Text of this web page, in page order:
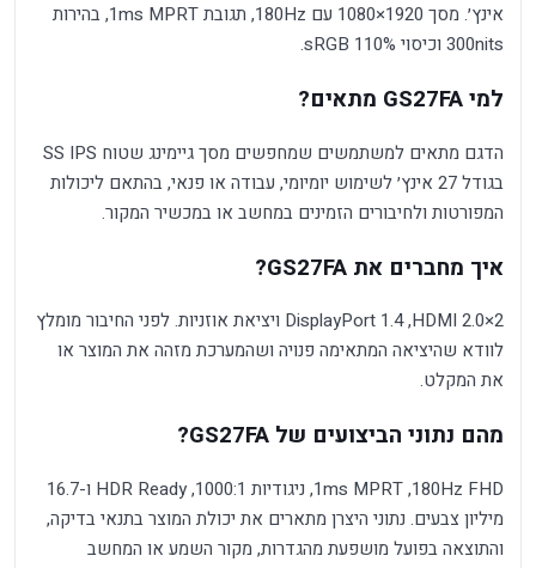
אינץ׳. מסך 1920×1080 עם 180Hz, תגובת 1ms MPRT, בהירות
300nits וכיסוי 110% sRGB.
למי GS27FA מתאים?
הדגם מתאים למשתמשים שמחפשים מסך גיימינג שטוח SS IPS
בגודל 27 אינץ׳ לשימוש יומיומי, עבודה או פנאי, בהתאם ליכולות
המפורטות ולחיבורים הזמינים במחשב או במכשיר המקור.
איך מחברים את GS27FA?
2×HDMI 2.0, ‏DisplayPort 1.4 ויציאת אוזניות. לפני החיבור מומלץ
לוודא שהיציאה המתאימה פנויה ושהמערכת מזהה את המוצר או
את המקלט.
מהם נתוני הביצועים של GS27FA?
FHD ‏180Hz, ‏1ms MPRT, ניגודיות 1000:1, ‏HDR Ready ו-16.7
מיליון צבעים. נתוני היצרן מתארים את יכולת המוצר בתנאי בדיקה,
והתוצאה בפועל מושפעת מהגדרות, מקור השמע או המחשב